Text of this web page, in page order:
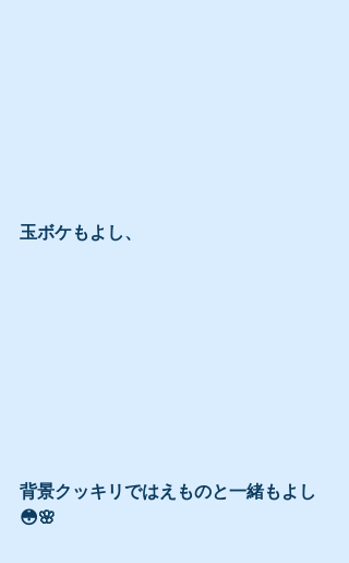
玉ボケもよし、
背景クッキリではえものと一緒もよし
😳🌸